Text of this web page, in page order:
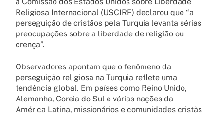
Religiosa Internacional (USCIRF) declarou que “a
perseguição de cristãos pela Turquia levanta sérias
preocupações sobre a liberdade de religião ou
crença”.
Observadores apontam que o fenômeno da
perseguição religiosa na Turquia reflete uma
tendência global. Em países como Reino Unido,
Alemanha, Coreia do Sul e várias nações da
América Latina, missionários e comunidades cristãs